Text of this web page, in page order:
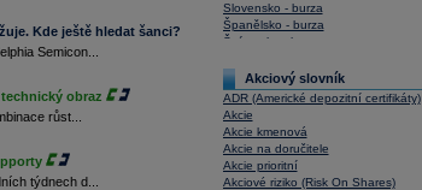
Kde ještě hledat šanci?
Semicon...
obraz
růst...
týdnech d...
Slovensko - burza
Španělsko - burza
Švýcarsko - burza
Akciový slovník
ADR (Americké depozitní certifikáty)
Akcie
Akcie kmenová
Akcie na doručitele
Akcie prioritní
Akciové riziko (Risk On Shares)